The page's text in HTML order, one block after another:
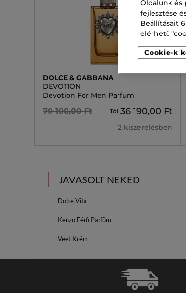
DOLCE & GABBANA
DEVOTION
Devotion For Men Parfum
70 100,00 Ft Tól 36 190,00 Ft
2 kiszerelésben
JAVASOLT NEKED
Dolce Vita
Kenzo Férfi Parfüm
Veet Krém
Oldalunk és
fejlesztése
Beállításait
elérhető
Cookie-k